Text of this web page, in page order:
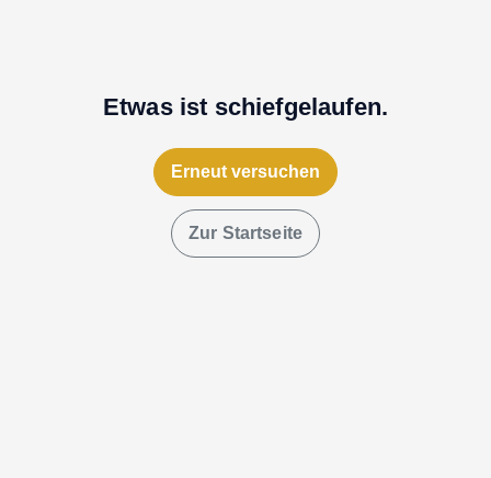
Etwas ist schiefgelaufen.
Erneut versuchen
Zur Startseite